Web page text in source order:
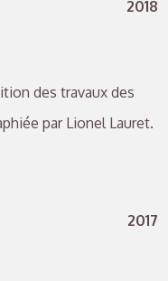
2018
des travaux des
par Lionel Lauret.
2017